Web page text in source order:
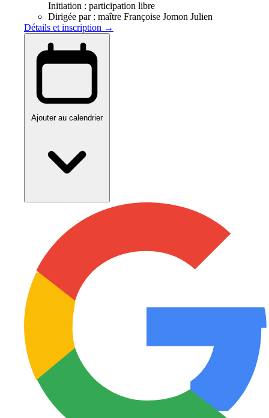
Initiation : participation libre
Dirigée par : maître Françoise Jomon Julien
Détails et inscription →
Ajouter au calendrier